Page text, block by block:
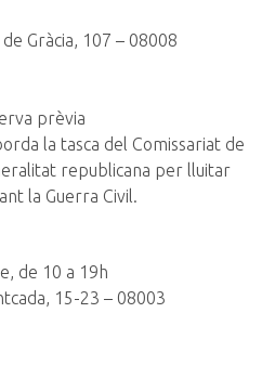
de Gràcia, 107 – 08008
prèvia
la tasca del Comissariat de
republicana per lluitar
la Guerra Civil.
de 10 a 19h
15-23 – 08003